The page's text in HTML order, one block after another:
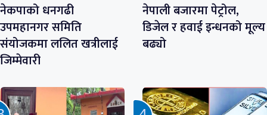
नेकपाको धनगढी
उपमहानगर समिति
संयोजकमा ललित खत्रीलाई
जिम्मेवारी
नेपाली बजारमा पेट्रोल,
डिजेल र हवाई इन्धनको मूल्य
बढ्यो